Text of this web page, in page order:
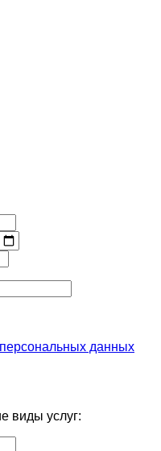
данных
виды услуг: